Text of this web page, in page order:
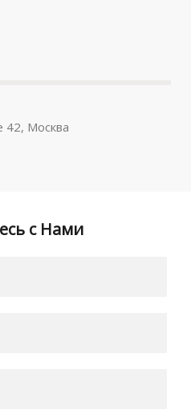
42, Москва
с Нами